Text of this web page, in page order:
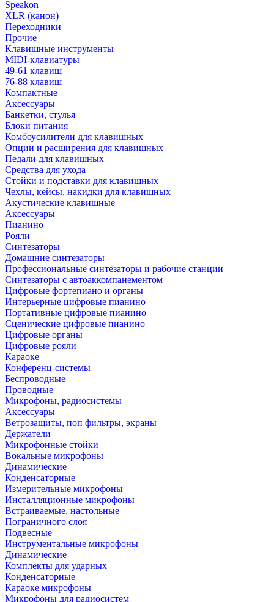
Speakon
XLR (канон)
Переходники
Прочие
Клавишные инструменты
MIDI-клавиатуры
49-61 клавиш
76-88 клавиш
Компактные
Аксессуары
Банкетки, стулья
Блоки питания
Комбоусилители для клавишных
Опции и расширения для клавишных
Педали для клавишных
Средства для ухода
Стойки и подставки для клавишных
Чехлы, кейсы, накидки для клавишных
Акустические клавишные
Аксессуары
Пианино
Рояли
Синтезаторы
Домашние синтезаторы
Профессиональные синтезаторы и рабочие станции
Синтезаторы с автоаккомпанементом
Цифровые фортепиано и органы
Интерьерные цифровые пианино
Портативные цифровые пианино
Сценические цифровые пианино
Цифровые органы
Цифровые рояли
Караоке
Конференц-системы
Беспроводные
Проводные
Микрофоны, радиосистемы
Аксессуары
Ветрозащиты, поп фильтры, экраны
Держатели
Микрофонные стойки
Вокальные микрофоны
Динамические
Конденсаторные
Измерительные микрофоны
Инсталляционные микрофоны
Встраиваемые, настольные
Пограничного слоя
Подвесные
Инструментальные микрофоны
Динамические
Комплекты для ударных
Конденсаторные
Караоке микрофоны
Микрофоны для радиосистем